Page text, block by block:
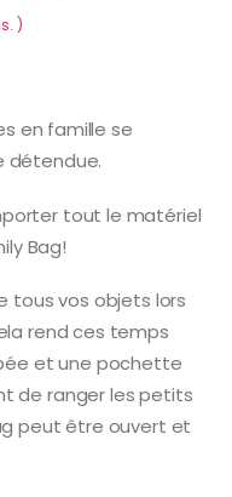
)
en famille se
détendue.
tout le matériel
Bag!
tous vos objets lors
rend ces temps
et une pochette
de ranger les petits
peut être ouvert et